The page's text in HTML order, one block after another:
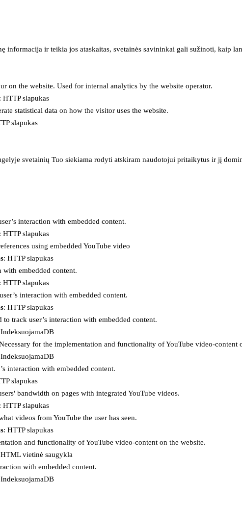
informacija ir teikia jos ataskaitas, svetainės savininkai gali sužinoti, kaip
on the website. Used for internal analytics by the website operator.
: HTTP slapukas
statistical data on how the visitor uses the website.
slapukas
svetainių Tuo siekiama rodyti atskiram naudotojui pritaikytus ir jį
interaction with embedded content.
: HTTP slapukas
using embedded YouTube video
: HTTP slapukas
with embedded content.
: HTTP slapukas
interaction with embedded content.
: HTTP slapukas
to track user’s interaction with embedded content.
for the implementation and functionality of YouTube video-content
interaction with embedded content.
slapukas
bandwidth on pages with integrated YouTube videos.
: HTTP slapukas
videos from YouTube the user has seen.
: HTTP slapukas
and functionality of YouTube video-content on the website.
vietinė saugykla
with embedded content.